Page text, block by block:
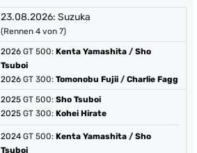
23.08.2026: Suzuka
(Rennen 4 von 7)
2026 GT 500: Kenta Yamashita / Sho
Tsuboi
2026 GT 300: Tomonobu Fujii / Charlie Fagg
2025 GT 500: Sho Tsuboi
2025 GT 300: Kohei Hirate
2024 GT 500: Kenta Yamashita / Sho
Tsuboi